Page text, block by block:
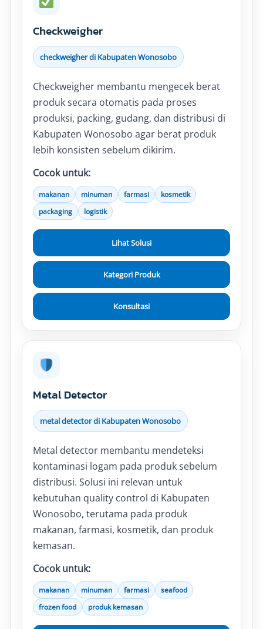
Checkweigher
checkweigher di Kabupaten Wonosobo
Checkweigher membantu mengecek berat
produk secara otomatis pada proses
produksi, packing, gudang, dan distribusi di
Kabupaten Wonosobo agar berat produk
lebih konsisten sebelum dikirim.
Cocok untuk:
makanan minuman farmasi
kosmetik
packaging
logistik
Lihat Solusi
Kategori Produk
Konsultasi
Metal Detector
metal detector di Kabupaten Wonosobo
Metal detector membantu mendeteksi
kontaminasi logam pada produk sebelum
distribusi. Solusi ini relevan untuk
kebutuhan quality control di Kabupaten
Wonosobo, terutama pada produk
makanan, farmasi, kosmetik, dan produk
kemasan.
Cocok untuk:
makanan minuman farmasi
seafood
frozen food
produk kemasan